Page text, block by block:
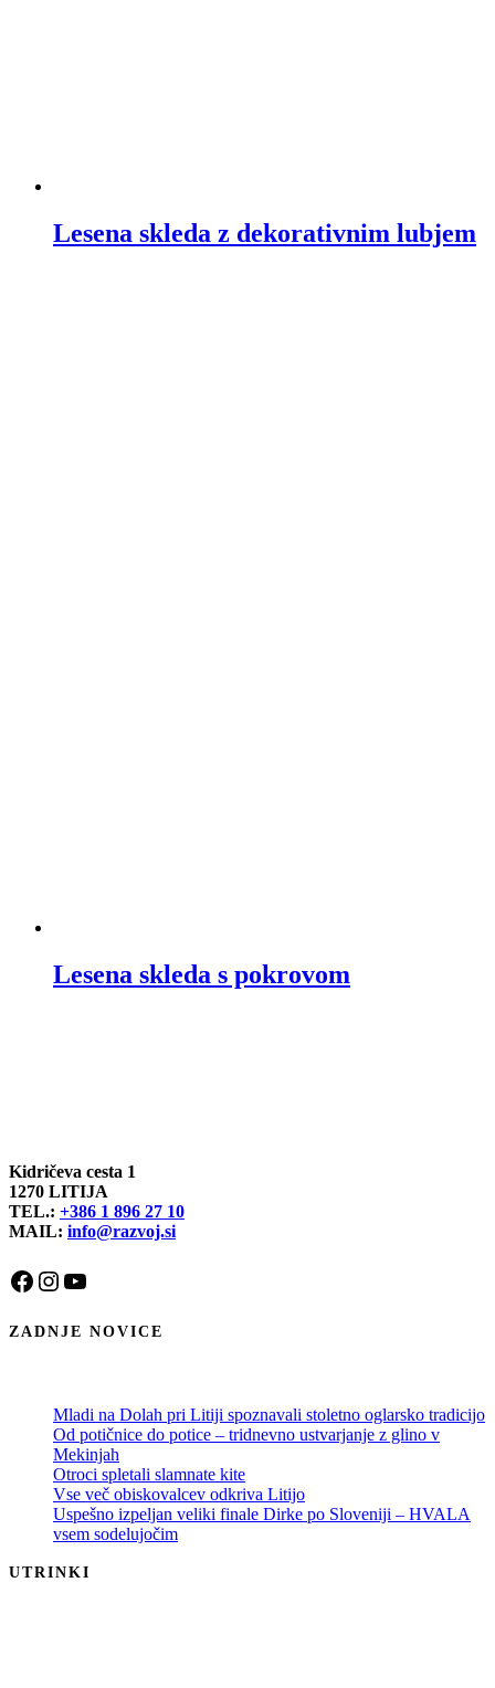
Lesena skleda z dekorativnim lubjem
Lesena skleda s pokrovom
Kidričeva cesta 1
1270 LITIJA
TEL.: +386 1 896 27 10
MAIL: info@razvoj.si
Facebook
Instagram
YouTube
ZADNJE NOVICE
Mladi na Dolah pri Litiji spoznavali stoletno oglarsko tradicijo
Od potičnice do potice – tridnevno ustvarjanje z glino v
Mekinjah
Otroci spletali slamnate kite
Vse več obiskovalcev odkriva Litijo
Uspešno izpeljan veliki finale Dirke po Sloveniji – HVALA
vsem sodelujočim
UTRINKI